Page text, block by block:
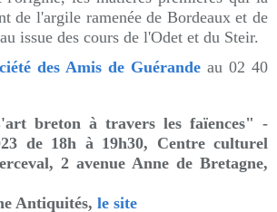
de l'argile ramenée de Bordeaux et de
issue des cours de l'Odet et du Steir.
des Amis de Guérande au 02 40
breton à travers les faïences" -
de 18h à 19h30, Centre culturel
2 avenue Anne de Bretagne,
Antiquités, le site